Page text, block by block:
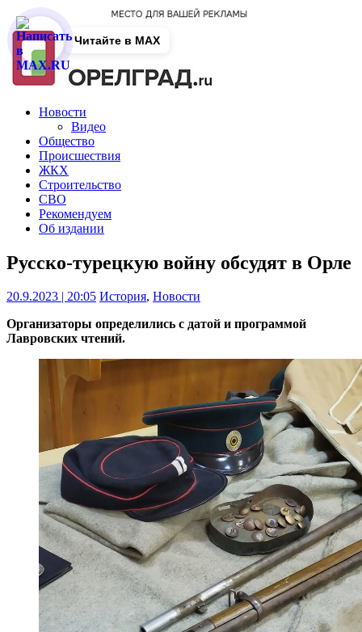
Новости
Видео
Общество
Происшествия
ЖКХ
Строительство
СВО
Рекомендуем
Об издании
Русско-турецкую войну обсудят в Орле
20.9.2023 | 20:05 История, Новости
Организаторы определились с датой и программой
Лавровских чтений.
Читайте в MAX